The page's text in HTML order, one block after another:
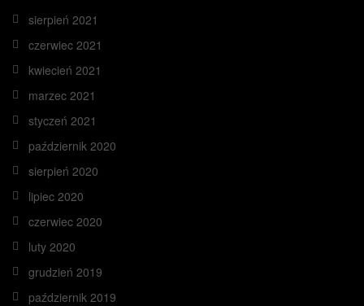
sierpień 2021
czerwiec 2021
kwiecień 2021
marzec 2021
styczeń 2021
październik 2020
sierpień 2020
lipiec 2020
czerwiec 2020
luty 2020
grudzień 2019
październik 2019